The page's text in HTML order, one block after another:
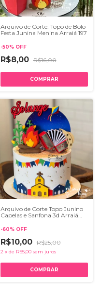
Arquivo de Corte: Topo de Bolo
Festa Junina Menina Arraiá 197
-50% OFF
R$8,00 R$16,00
Arquivo de Corte Topo Junino
Capelas e Sanfona 3d Arraiá
-60% OFF
R$10,00 R$25,00
2 x de R$5,00 sem juros